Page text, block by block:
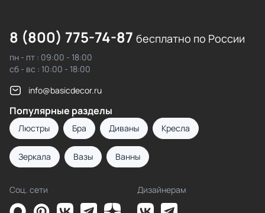
8 (800) 775-74-87 бесплатно по России
пн - пт : 09:00 - 18:00
сб - вс : 10:00 - 18:00
info@basicdecor.ru
Популярные разделы
Люстры Бра Диваны Кресла
Зеркала Вазы Ванны
Соц. сети Дизайнерам